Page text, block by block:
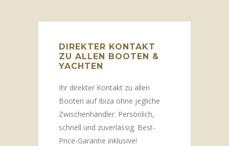
DIREKTER KONTAKT
ZU ALLEN BOOTEN &
YACHTEN
Ihr direkter Kontakt zu allen
Booten auf Ibiza ohne jegliche
Zwischenhändler. Persönlich,
schnell und zuverlässig. Best-
Price-Garantie inklusive!